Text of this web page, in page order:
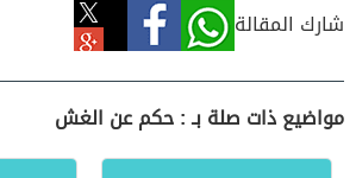
شارك المقالة
مواضيع ذات صلة بـ : حكم عن الغش